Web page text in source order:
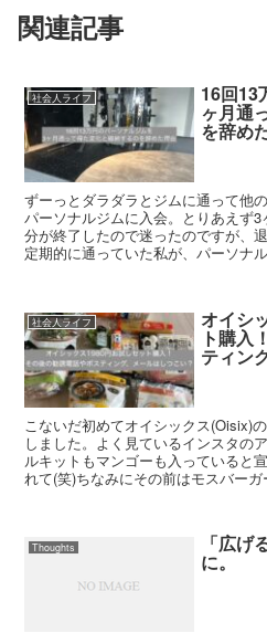
関連記事
社会人ライフ 16回13
ヶ月通
を辞め
ずーっとダラダラとジムに通って他
パーソナルジムに入会。とりあえず
分が終了したので迷ったのですが、
定期的に通っていた私が、パーソナ
社会人ライフ オイシ
ト購入
ティン
こないだ初めてオイシックス(Oisix)
しました。よく見ているインスタの
ルキットもマンゴーも入っていると
れて(笑)ちなみにその前はモスバーガ
Thoughts 「広げ
に。